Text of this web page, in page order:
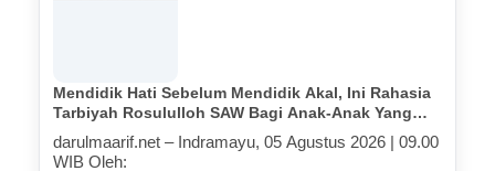
Mendidik Hati Sebelum Mendidik Akal, Ini Rahasia
Tarbiyah Rosululloh SAW Bagi Anak-Anak Yang
Terluka (Bagian III)
darulmaarif.net – Indramayu, 05 Agustus 2026 | 09.00
WIB Oleh: